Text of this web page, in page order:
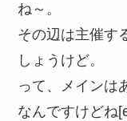
ね～。
その辺は主催す
しょうけど。
って、メインは
なんですけどね